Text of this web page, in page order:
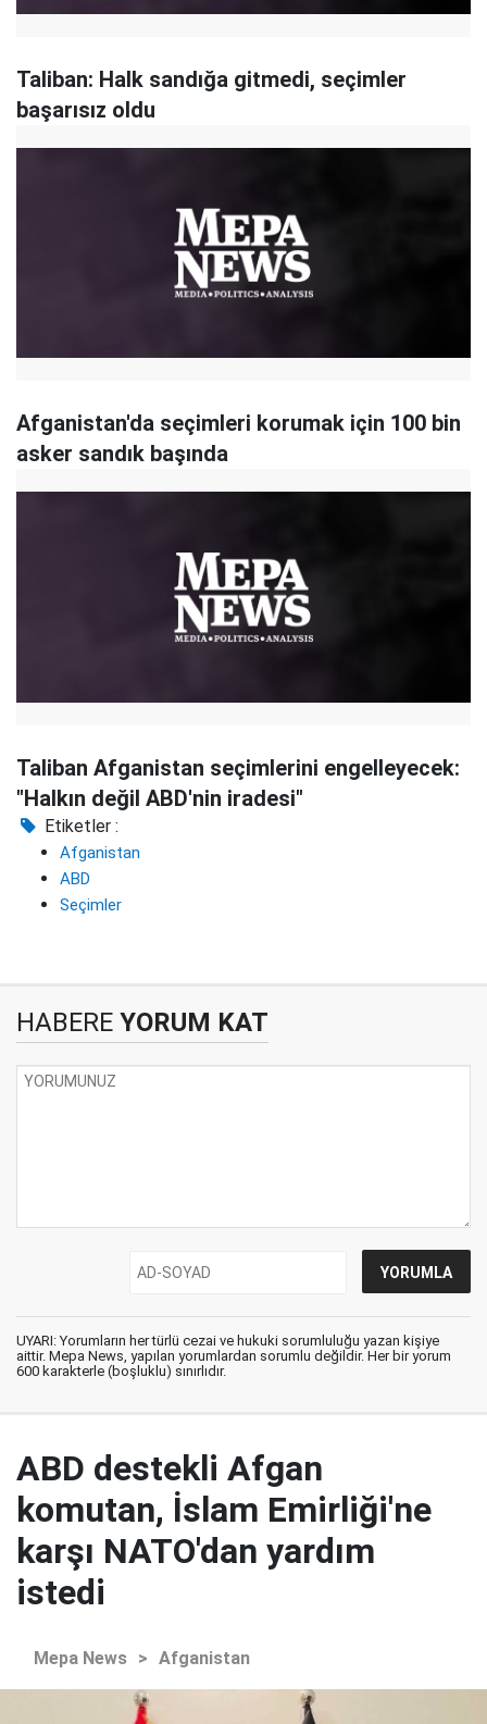
Taliban: Halk sandığa gitmedi, seçimler
başarısız oldu
Afganistan'da seçimleri korumak için 100 bin
asker sandık başında
Taliban Afganistan seçimlerini engelleyecek:
"Halkın değil ABD'nin iradesi"
Etiketler :
Afganistan
ABD
Seçimler
HABERE YORUM KAT
UYARI: Yorumların her türlü cezai ve hukuki sorumluluğu yazan kişiye
aittir. Mepa News, yapılan yorumlardan sorumlu değildir. Her bir yorum
600 karakterle (boşluklu) sınırlıdır.
ABD destekli Afgan
komutan, İslam Emirliği'ne
karşı NATO'dan yardım
istedi
Mepa News > Afganistan